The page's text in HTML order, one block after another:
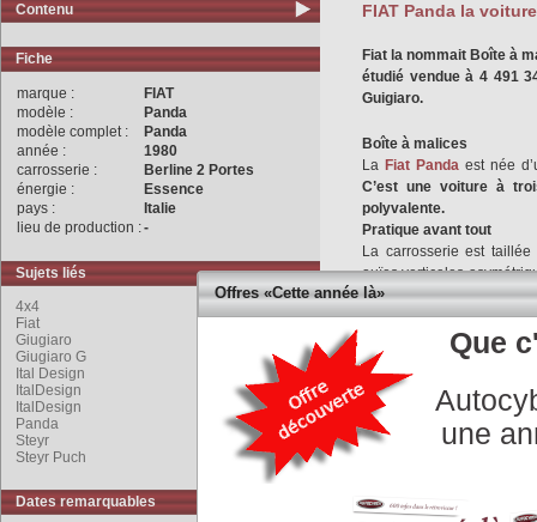
Contenu
Fiche
marque :
FIAT
modèle :
Panda
modèle complet :
Panda
année :
1980
carrosserie :
Berline 2 Portes
énergie :
Essence
pays :
Italie
lieu de production :-
Sujets liés
4x4
Fiat
Giugiaro
Giugiaro G
Ital Design
ItalDesign
ItalDesign
Panda
Steyr
Steyr Puch
Dates remarquables
FIAT Panda la
Fiat la nommait Boîte à
étudié vendue à 4 491
Guigiaro.
Boîte à malices
La Fiat Panda est née
C’est une voiture à
polyvalente.
Pratique avant tout
La carrosserie est
ouïes verticales
et bas de caisse sont gris.
L’intérieur affiche la
compteurs groupé avec
tout. Malgré ses 3,38 m
banquette rabattable à
Les mécaniques sont
Italie) et quatre-cylindres
suspension arrière se
Populaire, la
Offres «Cette année là»
Que
une